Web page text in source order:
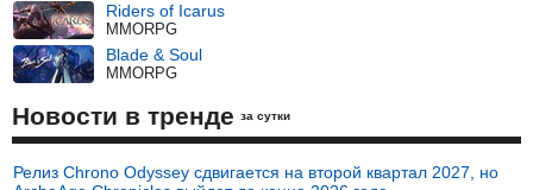
Riders of Icarus
MMORPG
Blade & Soul
MMORPG
Новости в тренде за сутки
Релиз Chrono Odyssey сдвигается на второй квартал 2027, но